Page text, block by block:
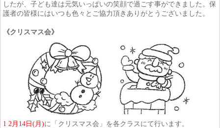
したが、子ども達は元気いっぱいの笑顔で過ごす事ができました。保
護者の皆様にはいつも色々とご協力頂きありがとうございました。
《クリスマス会》
1 2月14日(月)に「クリスマス会」を各クラスにて行います。